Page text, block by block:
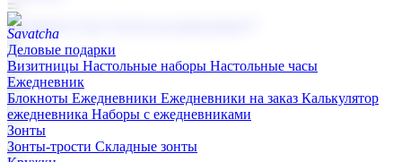
☰
Контакты
Деловые подарки
Визитницы Настольные наборы Настольные часы
Ежедневник
Блокноты Ежедневники Ежедневники на заказ Калькулятор
ежедневника Наборы с ежедневниками
Зонты
Зонты-трости Складные зонты